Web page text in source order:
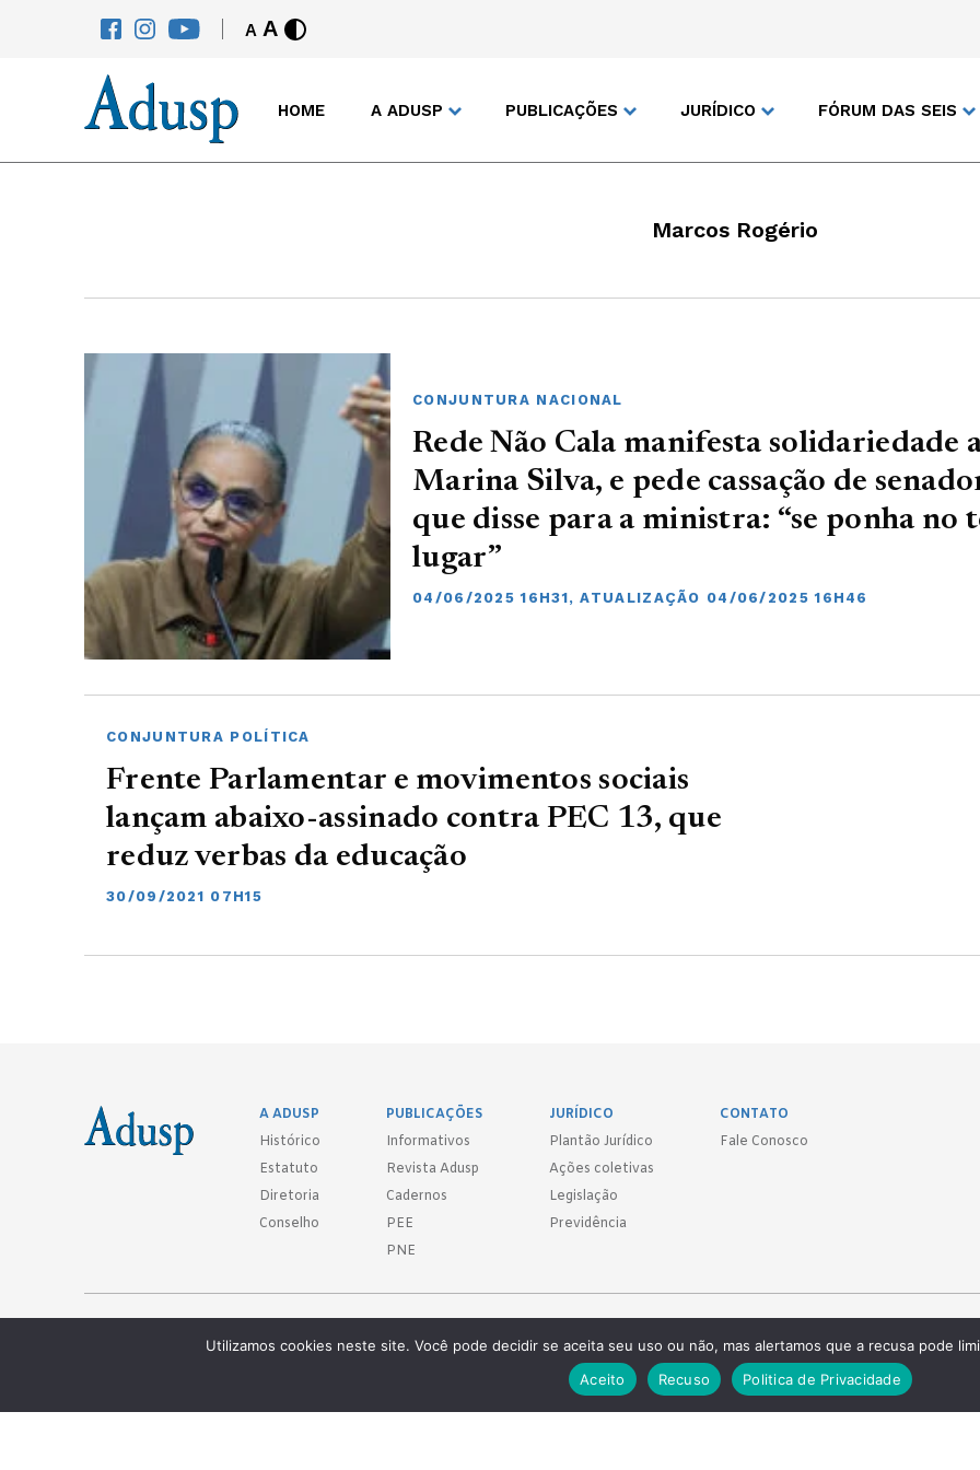
A A
HOME A ADUSP PUBLICAÇÕES JURÍDICO FÓRUM DAS SEIS
Marcos Rogério
CONJUNTURA NACIONAL
Rede Não Cala manifesta solidariedade
Marina Silva, e pede cassação de
que disse para a ministra: “se ponha no
lugar”
04/06/2025 16H31, ATUALIZAÇÃO 04/06/2025 16H46
CONJUNTURA POLÍTICA
Frente Parlamentar e movimentos sociais
lançam abaixo-assinado contra PEC 13, que
reduz verbas da educação
30/09/2021 07H15
A ADUSP
Histórico
Estatuto
Diretoria
Conselho
PUBLICAÇÕES
Informativos
Revista Adusp
Cadernos
PEE
PNE
JURÍDICO
Plantão Jurídico
Ações coletivas
Legislação
Previdência
CONTATO
Fale Conosco
Av. Prof. Almeida Prado, 1366 - São Paulo, SP - CEP 05508-070
Telefones: (11) 3091-4465 / 66 ● (11) 3813-5573 ● (11) 3815-9245 ● (11) 3814-1715 ● (11) 3032-5950
Utilizamos cookies neste site. Você pode decidir se aceita seu uso ou não, mas alertamos que a recusa pode
Aceito
Recuso Politica de Privacidade